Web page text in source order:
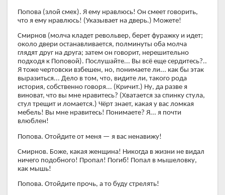
Попова (злой смех). Я ему нравлюсь! Он смеет говорить,
что я ему нравлюсь! (Указывает на дверь.) Можете!
Смирнов (молча кладет револьвер, берет фуражку и идет;
около двери останавливается, полминуты оба молча
глядят друг на друга; затем он говорит, нерешительно
подходя к Поповой). Послушайте... Вы всё еще сердитесь?..
Я тоже чертовски взбешен, но, понимаете ли... как бы этак
выразиться... Дело в том, что, видите ли, такого рода
история, собственно говоря... (Кричит.) Ну, да разве я
виноват, что вы мне нравитесь? (Хватается за спинку стула,
стул трещит и ломается.) Чёрт знает, какая у вас ломкая
мебель! Вы мне нравитесь! Понимаете? Я... я почти
влюблен!
Попова. Отойдите от меня — я вас ненавижу!
Смирнов. Боже, какая женщина! Никогда в жизни не видал
ничего подобного! Пропал! Погиб! Попал в мышеловку,
как мышь!
Попова. Отойдите прочь, а то буду стрелять!